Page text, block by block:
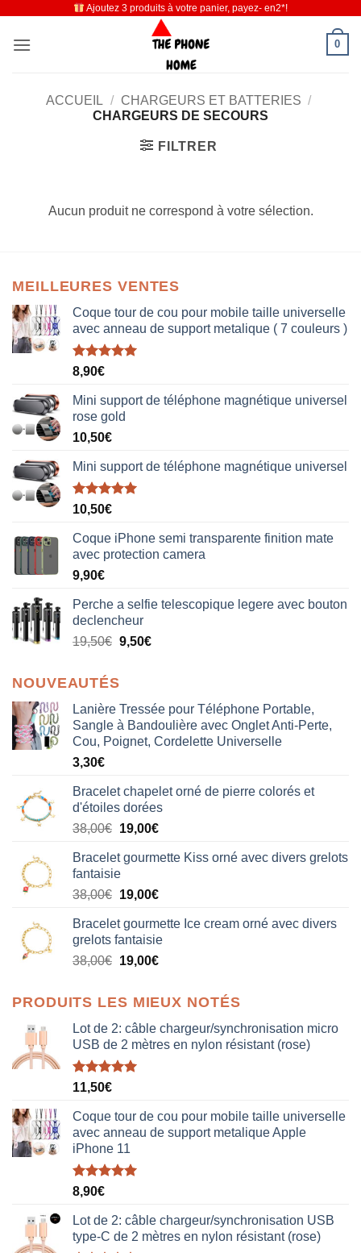
contenu
Ajoutez 3 produits à votre panier, payez- en2*!
0
ACCUEIL / CHARGEURS ET BATTERIES /
CHARGEURS DE SECOURS
FILTRER
Aucun produit ne correspond à votre sélection.
MEILLEURES VENTES
Coque tour de cou pour mobile taille universelle
avec anneau de support metalique ( 7 couleurs )
Note5.00
8,90€
Mini support de téléphone magnétique universel
rose gold
10,50€
Mini support de téléphone magnétique universel
Note5.00
10,50€
Coque iPhone semi transparente finition mate
avec protection camera
9,90€
Perche a selfie telescopique legere avec bouton
declencheur
19,50€ 9,50€
NOUVEAUTÉS
Lanière Tressée pour Téléphone Portable,
Sangle à Bandoulière avec Onglet Anti-Perte,
Cou, Poignet, Cordelette Universelle
3,30€
Bracelet chapelet orné de pierre colorés et
d'étoiles dorées
38,00€ Le
initial
était :
38,00€.
19,00€Le
actuel
19,00€.
Bracelet gourmette Kiss orné avec divers grelots
fantaisie
38,00€ Le
initial
était :
38,00€.
19,00€Le
actuel
est :
19,00€.
Bracelet gourmette Ice cream orné avec divers
grelots fantaisie
38,00€ Le
était :
38,00€.
19,00€Le
est :
19,00€.
PRODUITS LES MIEUX NOTÉS
Lot de 2: câble chargeur/synchronisation micro
USB de 2 mètres en nylon résistant (rose)
Note5.00
11,50€
Coque tour de cou pour mobile taille universelle
avec anneau de support metalique Apple
iPhone 11
Note5.00
8,90€
Lot de 2: câble chargeur/synchronisation USB
type-C de 2 mètres en nylon résistant (rose)